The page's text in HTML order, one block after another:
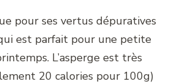
pour ses vertus dépuratives
est parfait pour une petite
L’asperge est très
20 calories pour 100g)